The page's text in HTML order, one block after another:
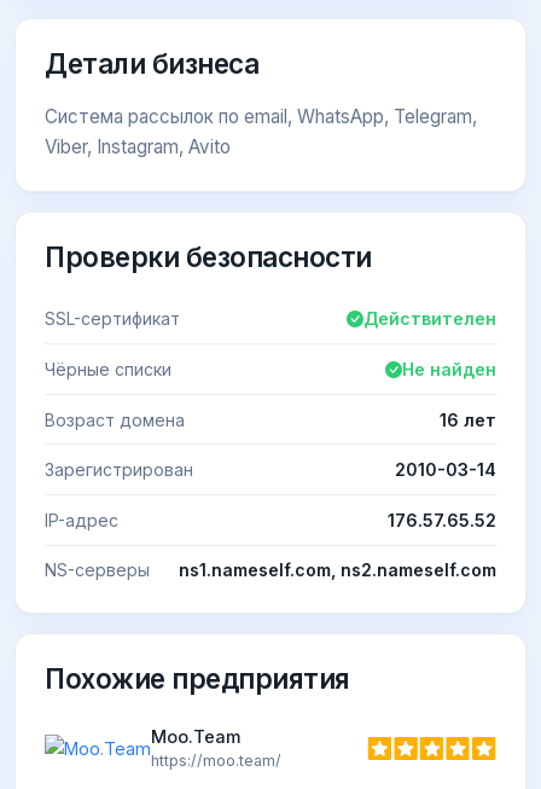
Детали бизнеса
Система рассылок по email, WhatsApp, Telegram,
Viber, Instagram, Avito
Проверки безопасности
SSL-сертификат Действителен
Чёрные списки Не найден
Возраст домена 16 лет
Зарегистрирован 2010-03-14
IP-адрес 176.57.65.52
NS-серверы ns1.nameself.com, ns2.nameself.com
Похожие предприятия
Moo.Team
https://moo.team/